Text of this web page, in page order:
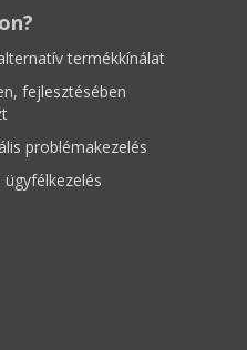
termékkínálat
fejlesztésében
problémakezelés
ügyfélkezelés